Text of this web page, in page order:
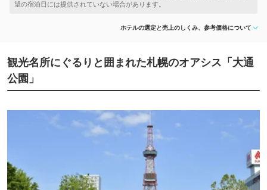
ホテルの選定と売上のしくみ、参考価格について
観光名所にぐるりと囲まれた札幌のオアシス「大通
公園」